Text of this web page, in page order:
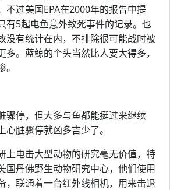
不过美国EPA在2000年的报告中提
有5起电鱼意外致死事件的记录。也
没有统计在内，不排除很可能战时被
多。蓝鲸的个头当然比人要大得多，
骤停，但大多与鱼都能挺过来继续
脏骤停就凶多吉少了。
上电击大型动物的研究毫无价值，特
国丹佛野生动物研究中心，他们使用
，联通着一台红外线相机，用来击退